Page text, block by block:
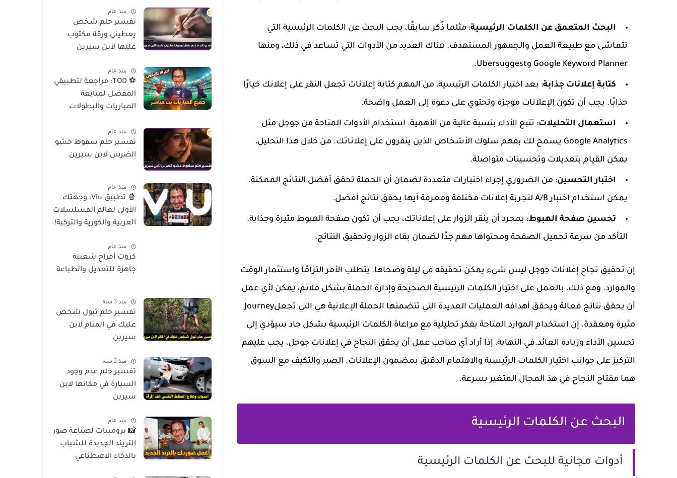
البحث المتعمق عن الكلمات الرئيسية: مثلما ذُكر سابقًا، يجب البحث عن الكلمات الرئيسية التي
تتماشى مع طبيعة العمل والجمهور المستهدف. هناك العديد من الأدوات التي تساعد في ذلك، ومنها
Google Keyword Planner وUbersuggest.
كتابة إعلانات جذابة: بعد اختيار الكلمات الرئيسية، من المهم كتابة إعلانات تجعل النقر على إعلانك خيارًا
جذابًا. يجب أن تكون الإعلانات موجزة وتحتوي على دعوة إلى العمل واضحة.
استعمال التحليلات: تتبع الأداء بنسبة عالية من الأهمية. استخدام الأدوات المتاحة من جوجل مثل
Google Analytics يسمح لك بفهم سلوك الأشخاص الذين ينقرون على إعلاناتك. من خلال هذا التحليل،
يمكن القيام بتعديلات وتحسينات متواصلة.
اختبار التحسين: من الضروري إجراء اختبارات متعددة لضمان أن الحملة تحقق أفضل النتائج الممكنة.
يمكن استخدام اختبار A/B لتجربة إعلانات مختلفة ومعرفة أيها يحقق نتائج أفضل.
تحسين صفحة الهبوط: بمجرد أن ينقر الزوار على إعلاناتك، يجب أن تكون صفحة الهبوط مثيرة وجذابة.
التأكد من سرعة تحميل الصفحة ومحتواها مهم جدًا لضمان بقاء الزوار وتحقيق النتائج.
إن تحقيق نجاح إعلانات جوجل ليس شيء يمكن تحقيقه في ليلة وضحاها. يتطلب الأمر التزامًا واستثمار الوقت
والموارد. ومع ذلك، بالعمل على اختيار الكلمات الرئيسية الصحيحة وإدارة الحملة بشكل ملائم، يمكن لأي عمل
أن يحقق نتائج فعالة ويحقق أهدافه.العمليات العديدة التي تتضمنها الحملة الإعلانية هي التي تجعلJourney
مثيرة ومعقدة. إن استخدام الموارد المتاحة بفكر تحليلية مع مراعاة الكلمات الرئيسية بشكل جاد سيؤدي إلى
تحسين الأداء وزيادة العائد.في النهاية، إذا أراد أي صاحب عمل أن يحقق النجاح في إعلانات جوجل، يجب عليهم
التركيز على جوانب اختيار الكلمات الرئيسية والاهتمام الدقيق بمضمون الإعلانات. الصبر والتكيف مع السوق
هما مفتاح النجاح في هذ المجال المتغير بسرعة.
البحث عن الكلمات الرئيسية
أدوات مجانية للبحث عن الكلمات الرئيسية
منذ عام
تفسير حلم شخص
يعطيني ورقة مكتوب
عليها لأبن سيرين
منذ عام
⚽ TOD: مراجعة لتطبيقي
المفضل لمتابعة
المباريات والبطولات
منذ عام
تفسير حلم سقوط حشو
الضرس لابن سيرين
منذ عام
🍿 تطبيق Viu: وجهتك
الأولى لعالم المسلسلات
العربية والكورية والتركية!
منذ عام
كروت أفراح شعبية
جاهزة للتعديل والطباعة
منذ 3 سنة
تفسير حلم تبول شخص
عليك في المنام لابن
سيرين
منذ 2 سنة
تفسير حلم عدم وجود
السيارة في مكانها لابن
سيرين
منذ عام
📸 برومبتات لصناعة صور
التريند الجديدة للشباب
بالذكاء الاصطناعي